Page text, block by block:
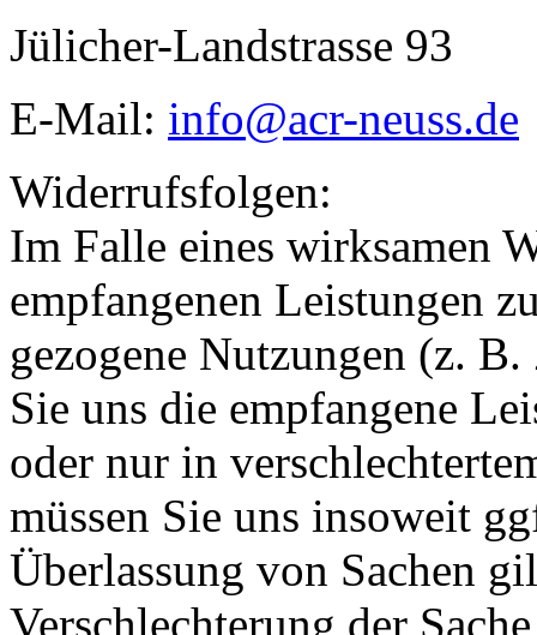
Jülicher-Landstrasse 93
E-Mail: info@acr-neuss.de
Widerrufsfolgen:
Im Falle eines wirksamen
empfangenen Leistungen
gezogene Nutzungen (z.
Sie uns die empfangene
oder nur in
müssen Sie uns insoweit
Überlassung von Sachen
Verschlechterung der